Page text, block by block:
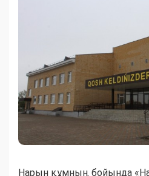
Нарын құмның бойында